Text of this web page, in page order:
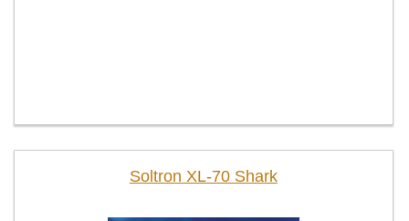
Soltron XL-70 Shark